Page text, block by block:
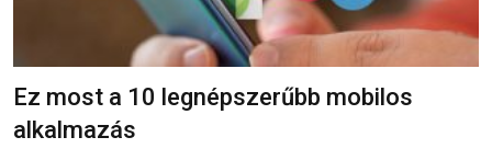
Ez most a 10 legnépszerűbb mobilos
alkalmazás